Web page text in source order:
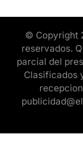
© Copyright
reservados.
parcial del
Clasificados